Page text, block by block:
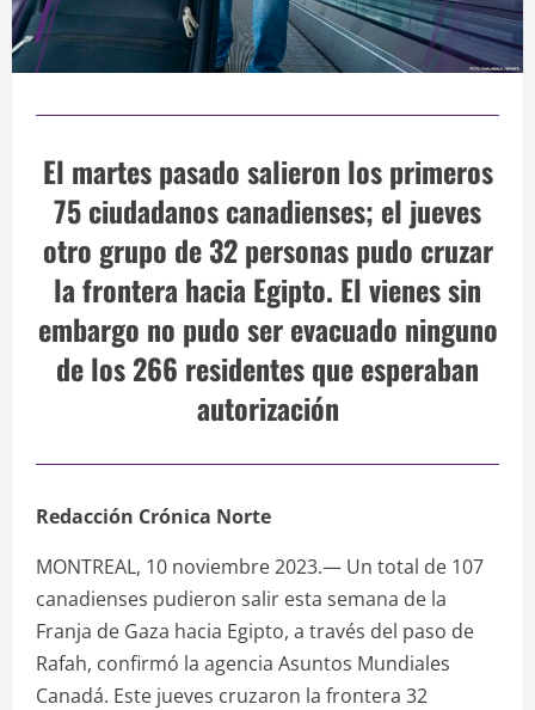
El martes pasado salieron los primeros
75 ciudadanos canadienses; el jueves
otro grupo de 32 personas pudo cruzar
la frontera hacia Egipto. El vienes sin
embargo no pudo ser evacuado ninguno
de los 266 residentes que esperaban
autorización
Redacción Crónica Norte
MONTREAL, 10 noviembre 2023.— Un total de 107
canadienses pudieron salir esta semana de la
Franja de Gaza hacia Egipto, a través del paso de
Rafah, confirmó la agencia Asuntos Mundiales
Canadá. Este jueves cruzaron la frontera 32